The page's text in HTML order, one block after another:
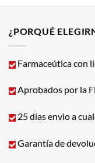
¿PORQUÉ
Farmaceútica con
Aprobados por la
25 días envio a
Garantía de